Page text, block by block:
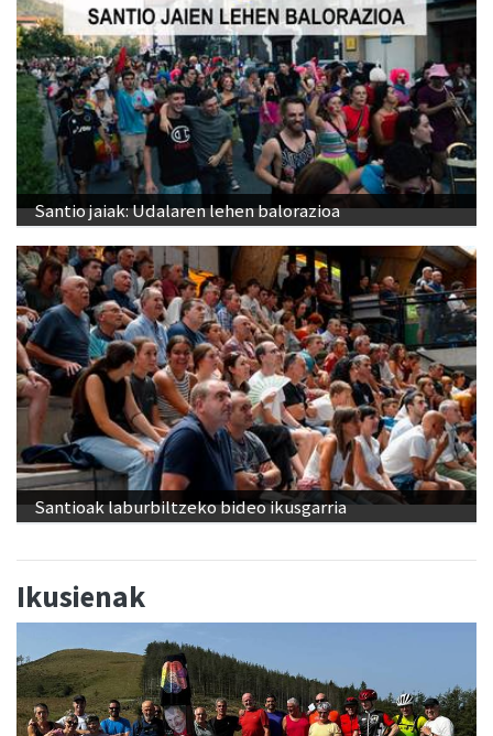
Santio jaiak: Udalaren lehen balorazioa
Santioak laburbiltzeko bideo ikusgarria
Ikusienak